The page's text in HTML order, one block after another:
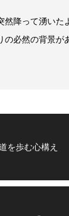
然降って湧いた
必然の背景が
を歩む心構え